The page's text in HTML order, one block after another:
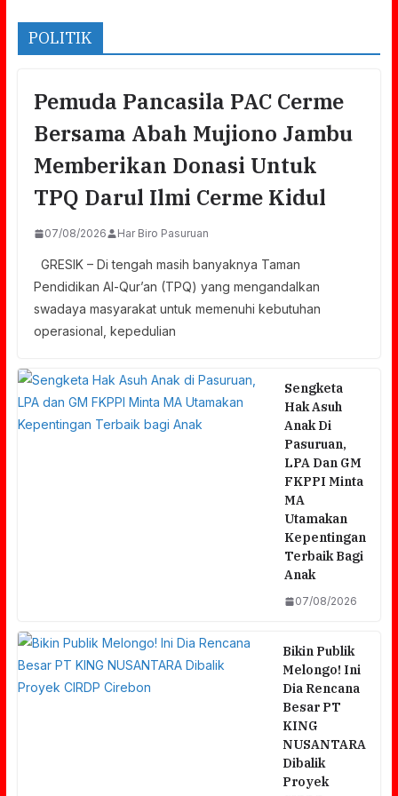
POLITIK
Pemuda Pancasila PAC Cerme
Bersama Abah Mujiono Jambu
Memberikan Donasi Untuk
TPQ Darul Ilmi Cerme Kidul
07/08/2026 Har Biro Pasuruan
GRESIK – Di tengah masih banyaknya Taman
Pendidikan Al-Qur’an (TPQ) yang mengandalkan
swadaya masyarakat untuk memenuhi kebutuhan
operasional, kepedulian
Sengketa
Hak Asuh
Anak Di
Pasuruan,
LPA Dan GM
FKPPI Minta
MA
Utamakan
Kepentingan
Terbaik Bagi
Anak
07/08/2026
Bikin Publik
Melongo! Ini
Dia Rencana
Besar PT
KING
NUSANTARA
Dibalik
Proyek